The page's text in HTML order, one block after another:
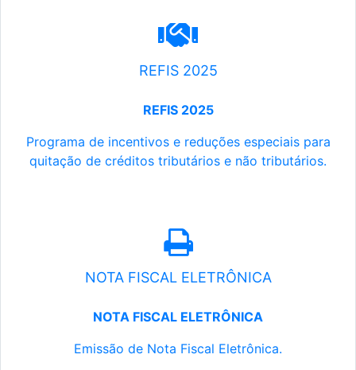
REFIS 2025
REFIS 2025
Programa de incentivos e reduções especiais para
quitação de créditos tributários e não tributários.
NOTA FISCAL ELETRÔNICA
NOTA FISCAL ELETRÔNICA
Emissão de Nota Fiscal Eletrônica.